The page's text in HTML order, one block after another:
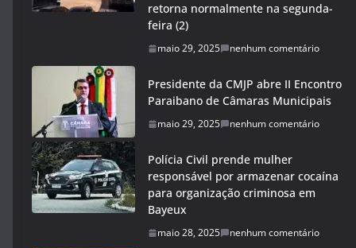
retorna normalmente na segunda-
feira (2)
maio 29, 2025 nenhum comentário
Presidente da CMJP abre II Encontro
Paraibano de Câmaras Municipais
maio 29, 2025 nenhum comentário
Polícia Civil prende mulher
responsável por armazenar cocaína
para organização criminosa em
Bayeux
maio 28, 2025 nenhum comentário